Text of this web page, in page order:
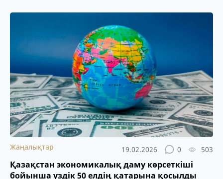
Жаңалықтар 19.02.2026 0 503
Қазақстан экономикалық даму көрсеткіші
бойынша үздік 50 елдің қатарына қосылды